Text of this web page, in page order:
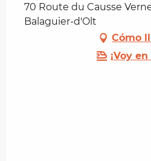
70 Route du Causse
Balaguier-d'Olt
Cómo
¡Voy